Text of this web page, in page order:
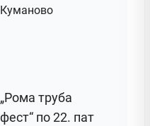
„Рома труба
фест“ по 22. пат